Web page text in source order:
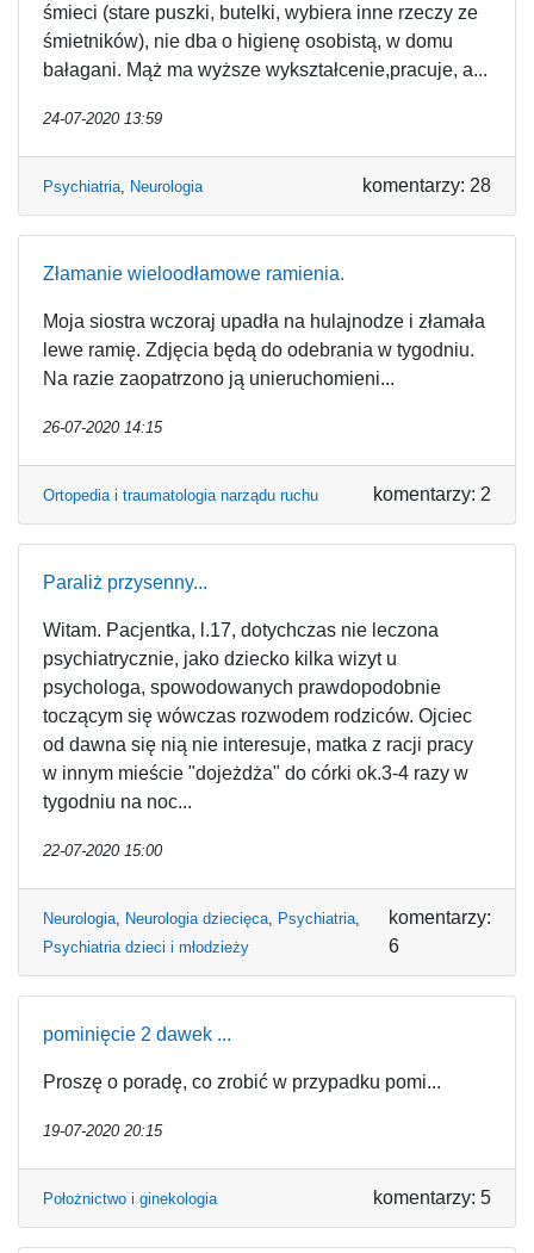
śmieci (stare puszki, butelki, wybiera inne rzeczy ze
śmietników), nie dba o higienę osobistą, w domu
bałagani. Mąż ma wyższe wykształcenie,pracuje, a...
24-07-2020 13:59
Psychiatria, Neurologia komentarzy: 28
Złamanie wieloodłamowe ramienia.
Moja siostra wczoraj upadła na hulajnodze i złamała
lewe ramię. Zdjęcia będą do odebrania w tygodniu.
Na razie zaopatrzono ją unieruchomieni...
26-07-2020 14:15
Ortopedia i traumatologia narządu ruchu komentarzy: 2
Paraliż przysenny...
Witam. Pacjentka, l.17, dotychczas nie leczona
psychiatrycznie, jako dziecko kilka wizyt u
psychologa, spowodowanych prawdopodobnie
toczącym się wówczas rozwodem rodziców. Ojciec
od dawna się nią nie interesuje, matka z racji pracy
w innym mieście "dojeżdża" do córki ok.3-4 razy w
tygodniu na noc...
22-07-2020 15:00
Neurologia, Neurologia dziecięca, Psychiatria,
Psychiatria dzieci i młodzieży
komentarzy:
6
pominięcie 2 dawek ...
Proszę o poradę, co zrobić w przypadku pomi...
19-07-2020 20:15
Położnictwo i ginekologia komentarzy: 5